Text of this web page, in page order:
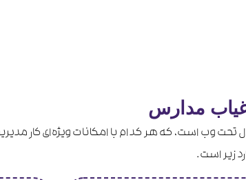
غیاب مدارس
تحت وب است، که هر کدام با امکانات ویژه‌ای کار
زیر است.